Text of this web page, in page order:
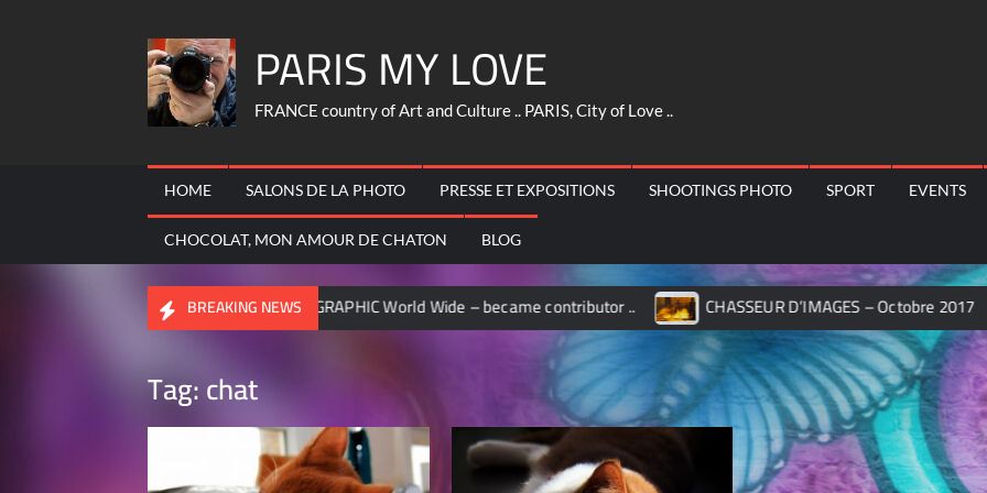
PARIS MY LOVE
FRANCE country of Art and Culture .. PARIS, City of Love ..
HOME SALONS DE LA PHOTO PRESSE ET EXPOSITIONS SHOOTINGS PHOTO SPORT EVENTS
CHOCOLAT, MON AMOUR DE CHATON BLOG
BREAKING NEWS
NATIONAL GEOGRAPHIC World Wide – became contributor .. CHASSEUR D’IMAGES – Octobre 2017
Tag:chat